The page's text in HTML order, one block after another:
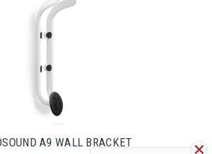
A9 WALL BRACKET